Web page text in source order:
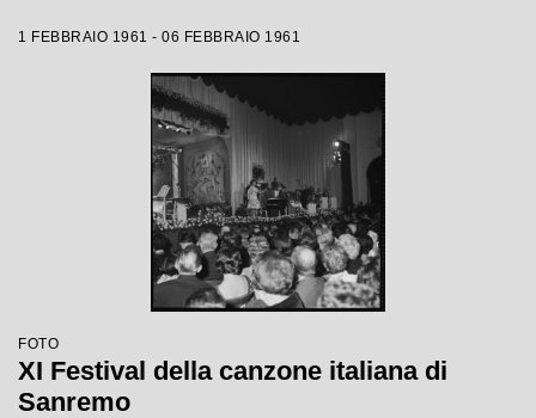
1 FEBBRAIO 1961 - 06 FEBBRAIO 1961
FOTO
XI Festival della canzone italiana di
Sanremo